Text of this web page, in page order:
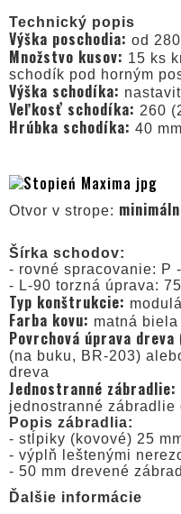
Technický popis
Výška poschodia: od
Množstvo kusov: 15 ks
schodík pod horným
Výška schodíka:
Veľkosť schodíka: 260
Hrúbka schodíka: 40 mm
Otvor v strope:
Šírka schodov:
- rovné spracovanie: P
- L-90 torzná úprava:
Typ konštrukcie:
Farba kovu: matná
Povrchová úprava
(na buku, BR-203)
dreva
Jednostranné zábradlie:
jednostranné zábradlie
Popis zábradlia:
- stĺpiky (kovové) 25
- výplň leštenými
- 50 mm drevené
Ďalšie informácie